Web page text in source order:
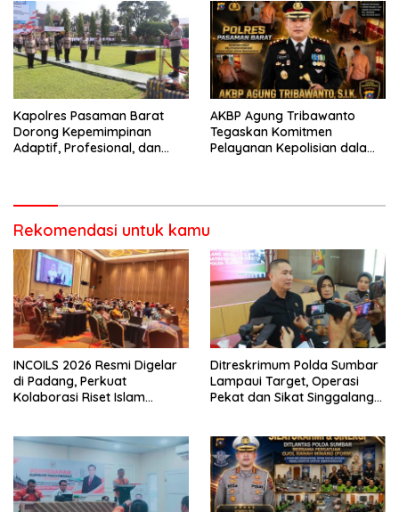
Bencana
Perlengkapan Keselamatan
Berkendara
Kapolres Pasaman Barat
Dorong Kepemimpinan
Adaptif, Profesional, dan
AKBP Agung Tribawanto
Tegaskan Komitmen
Pelayanan Kepolisian dalam
Rekomendasi untuk kamu
INCOILS 2026 Resmi Digelar
di Padang, Perkuat
Kolaborasi Riset Islam
Ditreskrimum Polda Sumbar
Lampaui Target, Operasi
Pekat dan Sikat Singgalang